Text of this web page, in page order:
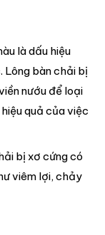
là dấu hiệu
bàn chải bị
nướu để loại
quả của việc
bị xơ cứng có
viêm lợi, chảy